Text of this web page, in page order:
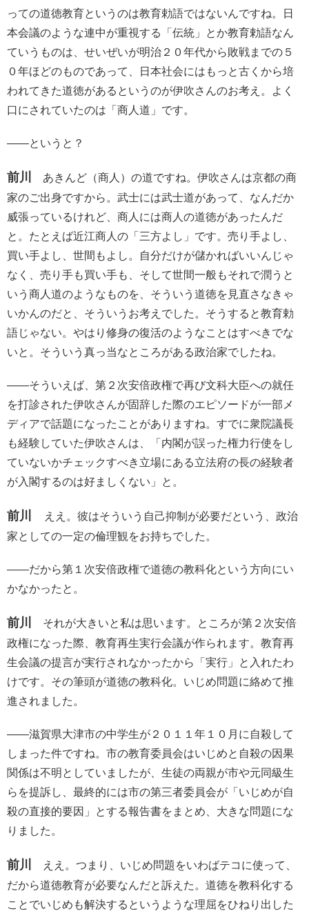
っての道徳教育というのは教育勅語ではないんですね。日
本会議のような連中が重視する「伝統」とか教育勅語なん
ていうものは、せいぜいが明治２０年代から敗戦までの５
０年ほどのものであって、日本社会にはもっと古くから培
われてきた道徳があるというのが伊吹さんのお考え。よく
口にされていたのは「商人道」です。
――というと？
前川
あきんど（商人）の道ですね。伊吹さんは京都の商
家のご出身ですから。武士には武士道があって、なんだか
威張っているけれど、商人には商人の道徳があったんだ
と。たとえば近江商人の「三方よし」です。売り手よし、
買い手よし、世間もよし。自分だけが儲かればいいんじゃ
なく、売り手も買い手も、そして世間一般もそれで潤うと
いう商人道のようなものを、そういう道徳を見直さなきゃ
いかんのだと、そういうお考えでした。そうすると教育勅
語じゃない。やはり修身の復活のようなことはすべきでな
いと。そういう真っ当なところがある政治家でしたね。
――そういえば、第２次安倍政権で再び文科大臣への就任
を打診された伊吹さんが固辞した際のエピソードが一部メ
ディアで話題になったことがありますね。すでに衆院議長
も経験していた伊吹さんは、「内閣が誤った権力行使をし
ていないかチェックすべき立場にある立法府の長の経験者
が入閣するのは好ましくない」と。
前川
ええ。彼はそういう自己抑制が必要だという、政治
家としての一定の倫理観をお持ちでした。
――だから第１次安倍政権で道徳の教科化という方向にい
かなかったと。
前川
それが大きいと私は思います。ところが第２次安倍
政権になった際、教育再生実行会議が作られます。教育再
生会議の提言が実行されなかったから「実行」と入れたわ
けです。その筆頭が道徳の教科化。いじめ問題に絡めて推
進されました。
――滋賀県大津市の中学生が２０１１年１０月に自殺して
しまった件ですね。市の教育委員会はいじめと自殺の因果
関係は不明としていましたが、生徒の両親が市や元同級生
らを提訴し、最終的には市の第三者委員会が「いじめが自
殺の直接的要因」とする報告書をまとめ、大きな問題にな
りました。
前川
ええ。つまり、いじめ問題をいわばテコに使って、
だから道徳教育が必要なんだと訴えた。道徳を教科化する
ことでいじめも解決するというような理屈をひねり出した